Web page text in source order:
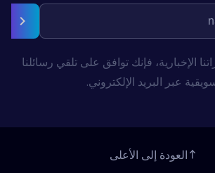
الإخبارية، فإنك توافق على تلقي رسائلنا
عبر البريد الإلكتروني.
العودة إلى الأعلى